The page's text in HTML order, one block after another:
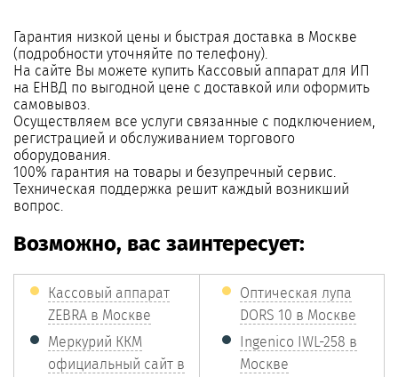
Гарантия низкой цены и быстрая доставка в Москве
(подробности уточняйте по телефону).
На сайте Вы можете купить Кассовый аппарат для ИП
на ЕНВД по выгодной цене с доставкой или оформить
самовывоз.
Осуществляем все услуги связанные с подключением,
регистрацией и обслуживанием торгового
оборудования.
100% гарантия на товары и безупречный сервис.
Техническая поддержка решит каждый возникший
вопрос.
Возможно, вас заинтересует:
Кассовый аппарат
ZEBRA в Москве
Меркурий ККМ
официальный сайт в
Оптическая лупа
DORS 10 в Москве
Ingenico IWL-258 в
Москве